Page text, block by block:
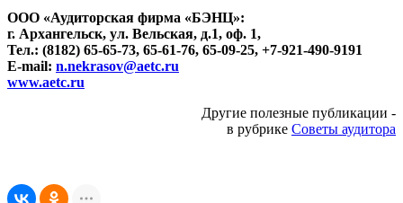
ООО «Аудиторская фирма «БЭНЦ»:
г. Архангельск, ул. Вельская, д.1, оф. 1,
Тел.: (8182) 65-65-73, 65-61-76, 65-09-25, +7-921-490-9191
E-mail: n.nekrasov@aetc.ru
www.aetc.ru
Другие полезные публикации -
в рубрике Советы аудитора